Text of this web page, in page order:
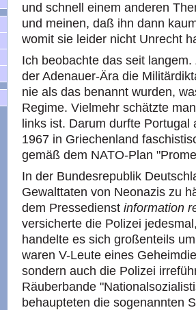
und schnell einem anderen
und meinen, daß ihn dann
womit sie leider nicht Unrecht
Ich beobachte das seit
der Adenauer-Ära die
nie als das benannt wurden,
Regime. Vielmehr schätzte
links ist. Darum durfte
1967 in Griechenland
gemäß dem NATO-Plan
In der Bundesrepublik
Gewalttaten von Neonazis zu
dem Pressedienst information
versicherte die Polizei
handelte es sich großenteils
waren V-Leute eines
sondern auch die Polizei
Räuberbande
behaupteten die sogenannten